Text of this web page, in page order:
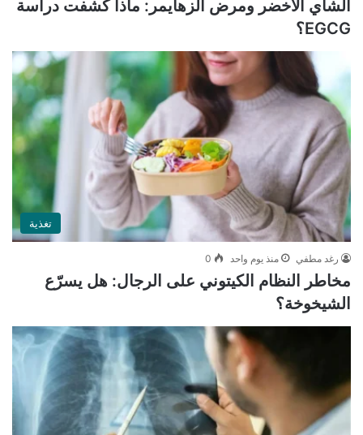
الشاي الأخضر ومرض ألزهايمر: ماذا كشفت دراسة
EGCG؟
تغذية
رغد مطفي منذ يوم واحد 0
مخاطر النظام الكيتوني على الرجال: هل يسرّع
الشيخوخة؟